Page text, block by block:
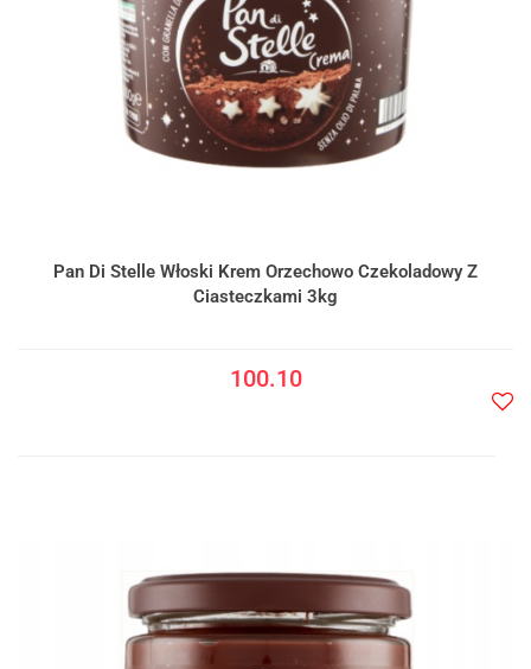
Pan Di Stelle Włoski Krem Orzechowo Czekoladowy Z
Ciasteczkami 3kg
100.10